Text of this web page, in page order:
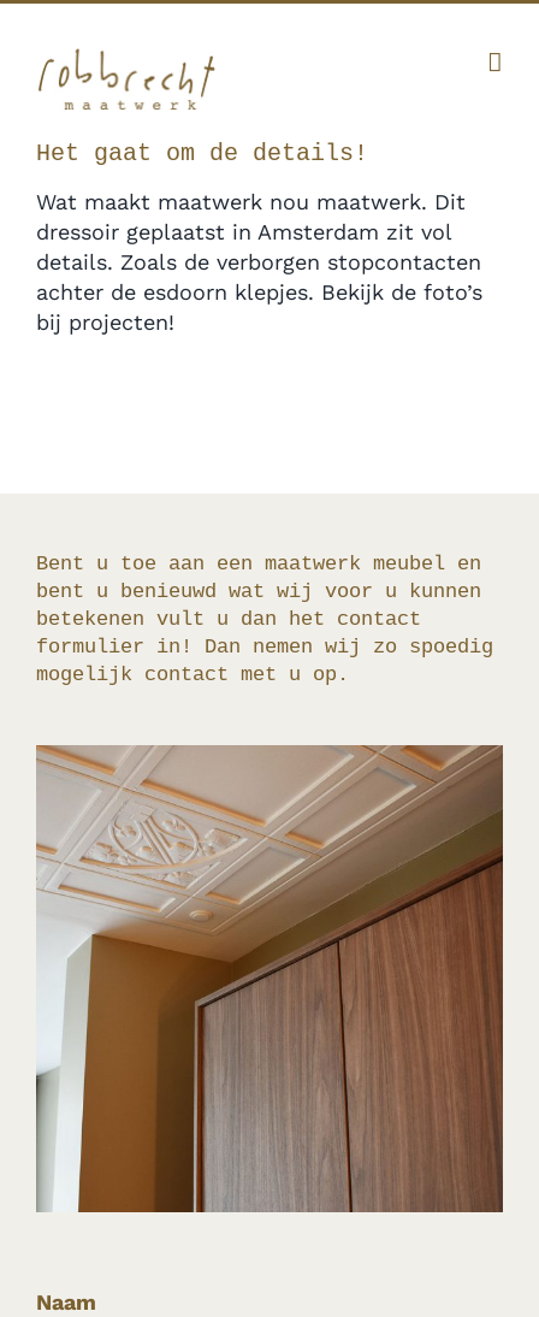
inhoud
010 341 12 20
Het gaat om de details!
Wat maakt maatwerk nou maatwerk. Dit
dressoir geplaatst in Amsterdam zit vol
details. Zoals de verborgen stopcontacten
achter de esdoorn klepjes. Bekijk de foto’s
bij projecten!
Bent u toe aan een maatwerk meubel en
bent u benieuwd wat wij voor u kunnen
betekenen vult u dan het contact
formulier in! Dan nemen wij zo spoedig
mogelijk contact met u op.
Naam